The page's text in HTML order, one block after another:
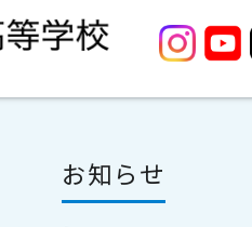
お知らせ